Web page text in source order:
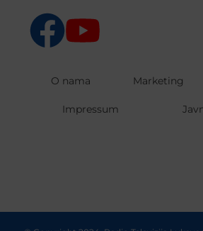
O nama Marketing
Impressum